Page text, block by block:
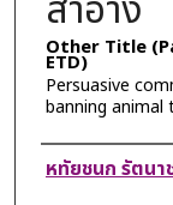
Other Title
ETD)
Persuasive
banning animal
Author
หทัยชนก รัตนา